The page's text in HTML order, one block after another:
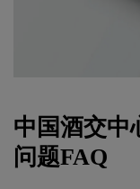
中国酒交中
问题FAQ